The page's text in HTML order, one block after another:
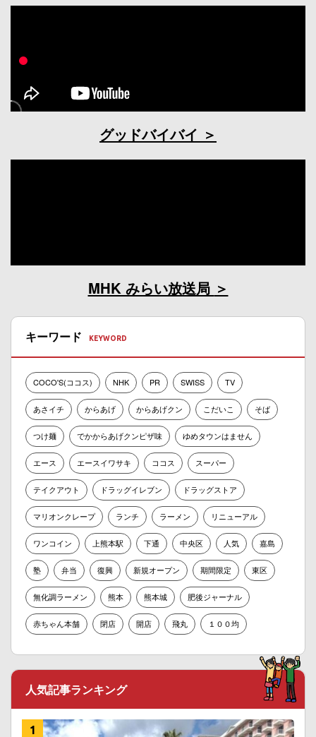
グッドバイバイ
MHK みらい放送局
キーワード
COCO'S(ココス) NHK PR SWISS TV
あさイチ からあげ からあげクン こだいこ そば
つけ麺 でかからあげクンピザ味 ゆめタウンはません
エース エースイワサキ ココス スーパー
テイクアウト ドラッグイレブン ドラッグストア
マリオンクレープ ランチ ラーメン リニューアル
ワンコイン 上熊本駅 下通 中央区 人気 嘉島
塾 弁当 復興 新規オープン 期間限定 東区
無化調ラーメン 熊本 熊本城 肥後ジャーナル
赤ちゃん本舗 閉店 開店 飛丸 １００均
人気記事ランキング